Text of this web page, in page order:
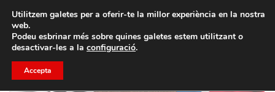
Porta un amic i emporteu-vos un total de 75€ de
descompte.
Utilitzem galetes per a oferir-te la millor experiència en la nostra
web.
Podeu esbrinar més sobre quines galetes estem utilitzant o
desactivar-les a la configuració.
Accepta